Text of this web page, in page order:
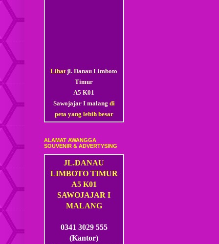
Lihatjl. Danau Limboto
Timur
A5 K01
Sawojajar I malang di
peta yang lebih besar
ALAMAT AWANGGA
SOUVENIR & ADVERTYSING
JL.DANAU
LIMBOTO TIMUR
A5 K01
SAWOJAJAR I
MALANG
0341 3029 555
(Kantor)